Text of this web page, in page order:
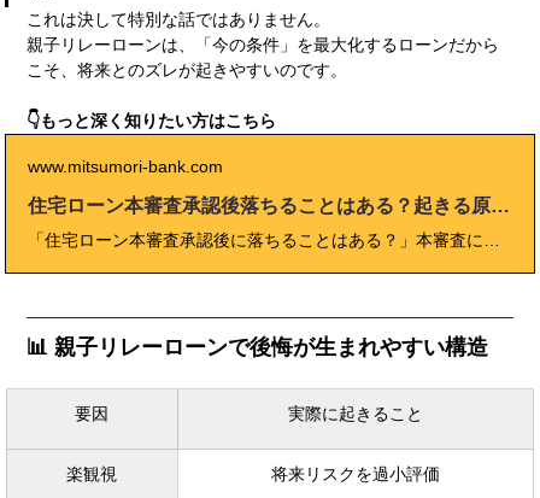
これは決して特別な話ではありません。
親子リレーローンは、「今の条件」を最大化するローンだから
こそ、将来とのズレが起きやすいのです。
👇もっと深く知りたい方はこちら
www.mitsumori-bank.com
住宅ローン本審査承認後落ちることはある？起きる原因を整理
📊 親子リレーローンで後悔が生まれやすい構造
要因 実際に起きること
楽観視 将来リスクを過小評価